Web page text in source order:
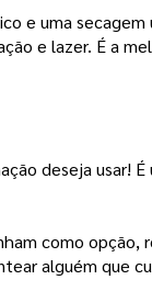
e uma secagem
e lazer. É a
deseja usar! É
como opção,
alguém que